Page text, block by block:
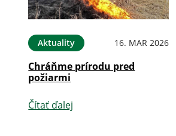
Aktuality 16. MAR 2026
Chráňme prírodu pred
požiarmi
Čítať ďalej